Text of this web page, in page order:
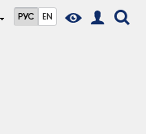
РУС EN